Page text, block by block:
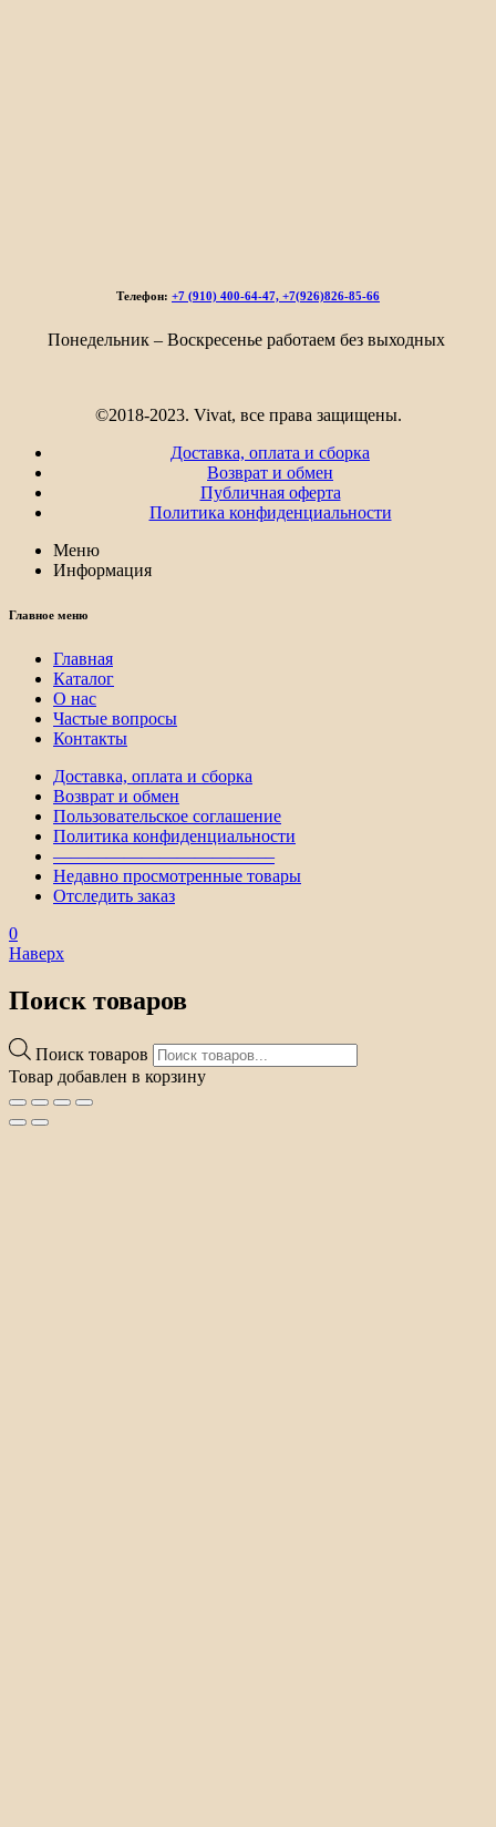
Телефон: +7 (910) 400-64-47, +7(926)826-85-66
Понедельник – Воскресенье работаем без выходных
©2018-2023. Vivat, все права защищены.
Доставка, оплата и сборка
Возврат и обмен
Публичная оферта
Политика конфиденциальности
Меню
Информация
Главное меню
Главная
Каталог
О нас
Частые вопросы
Контакты
Доставка, оплата и сборка
Возврат и обмен
Пользовательское соглашение
Политика конфиденциальности
————————————–
Недавно просмотренные товары
Отследить заказ
0
Наверх
Поиск товаров
Поиск товаров
Товар добавлен в корзину